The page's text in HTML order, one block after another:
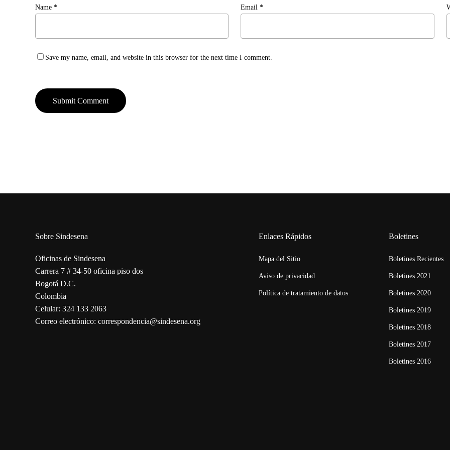
Name * Email*
Save my name, email, and website in this browser for the next time I comment.
Sobre Sindesena
Oficinas de Sindesena
Carrera 7 # 34-50 oficina piso dos
Bogotá D.C.
Colombia
Celular: 324 133 2063
Correo electrónico: correspondencia@sindesena.org
Enlaces Rápidos
Mapa del Sitio
Aviso de privacidad
Política de tratamiento de datos
Boletines
Boletines Recientes
Boletines 2021
Boletines 2020
Boletines 2019
Boletines 2018
Boletines 2017
Boletines 2016